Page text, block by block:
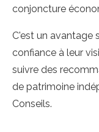
conjoncture
C'est un avantage
confiance à leur
suivre des
de patrimoine
Conseils.